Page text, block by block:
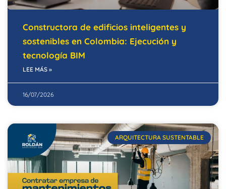
Constructora de edificios inteligentes y
sostenibles en Colombia: Ejecución y
tecnología BIM
LEE MÁS »
16/07/2026
ARQUITECTURA SUSTENTABLE